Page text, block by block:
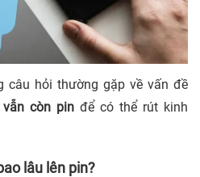
câu hỏi thường gặp về vấn đề
còn pin để có thể rút kinh
lâu lên pin?